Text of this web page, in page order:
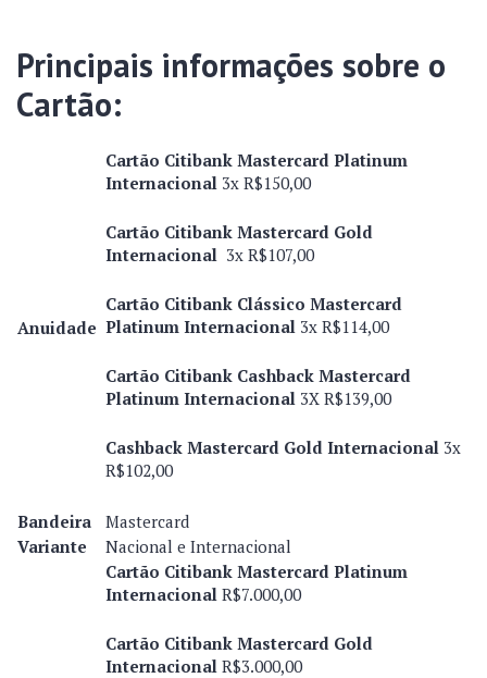
Principais informações sobre o
Cartão:
Anuidade
Cartão Citibank Mastercard Platinum
Internacional 3x R$150,00
Cartão Citibank Mastercard Gold
Internacional 3x R$107,00
Cartão Citibank Clássico Mastercard
Platinum Internacional 3x R$114,00
Cartão Citibank Cashback Mastercard
Platinum Internacional 3X R$139,00
Cashback Mastercard Gold Internacional 3x
R$102,00
Bandeira
Mastercard
Variante
Nacional e Internacional
Cartão Citibank Mastercard Platinum
Internacional R$7.000,00
Cartão Citibank Mastercard Gold
Internacional R$3.000,00